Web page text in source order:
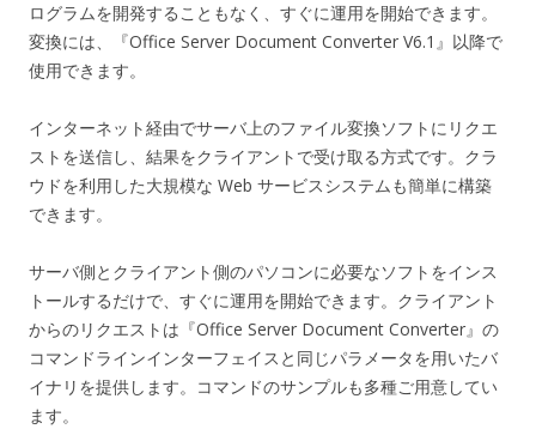
ログラムを開発することもなく、すぐに運用を開始できます。
変換には、『Office Server Document Converter V6.1』以降で
使用できます。
インターネット経由でサーバ上のファイル変換ソフトにリクエ
ストを送信し、結果をクライアントで受け取る方式です。クラ
ウドを利用した大規模な Web サービスシステムも簡単に構築
できます。
サーバ側とクライアント側のパソコンに必要なソフトをインス
トールするだけで、すぐに運用を開始できます。クライアント
からのリクエストは『Office Server Document Converter』の
コマンドラインインターフェイスと同じパラメータを用いたバ
イナリを提供します。コマンドのサンプルも多種ご用意してい
ます。